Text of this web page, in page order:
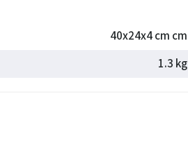
40x24x4 cm cm
1.3 kg